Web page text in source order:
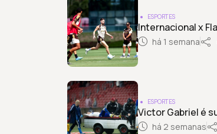
ESPORTES
Internacional x
há 1 semana
ESPORTES
Victor Gabriel é
há 2 semanas